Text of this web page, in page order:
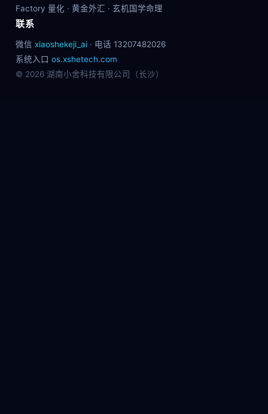
Factory 量化 · 黄金外汇 · 玄机国学命理
联系
微信 xiaoshekeji_ai · 电话 13207482026
系统入口 os.xshetech.com
© 2026 湖南小舍科技有限公司（长沙）